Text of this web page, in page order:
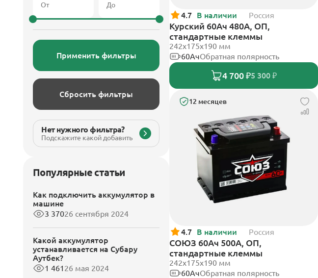
Применить фильтры
Сбросить фильтры
Нет нужного фильтра?
Подскажите какой добавить
Популярные статьи
Как подключить аккумулятор в
машине
3 37026 сентября 2024
Какой аккумулятор
устанавливается на Субару
Аутбек?
1 461 26 мая 2024
4.7 В наличии Россия
Курский 60Ач 480А, ОП,
стандартные клеммы
242x175x190 мм
60АчОбратная полярность
4 700 ₽5 300 ₽
12 месяцев
4.7 В наличии Россия
СОЮЗ 60Ач 500А, ОП,
стандартные клеммы
242x175x190 мм
60АчОбратная полярность